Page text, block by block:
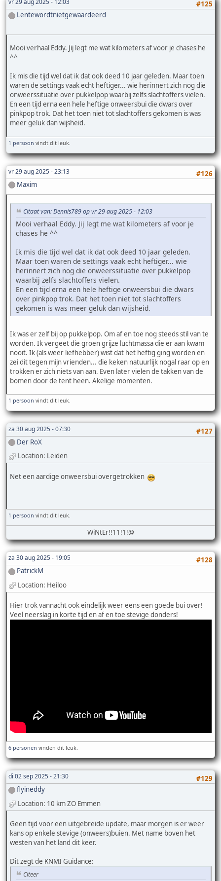
vr 29 aug 2025 - 12:03
#125
Lentewordtnietgewaardeerd
Mooi verhaal Eddy. Jij legt me wat kilometers af voor je chases he
^^
Ik mis die tijd wel dat ik dat ook deed 10 jaar geleden. Maar toen
waren de settings vaak echt heftiger... wie herinnert zich nog die
onweerssituatie over pukkelpop waarbij zelfs slachtoffers vielen.
En een tijd erna een hele heftige onweersbui die dwars over
pinkpop trok. Dat het toen niet tot slachtoffers gekomen is was
meer geluk dan wijsheid.
1 persoon vindt dit leuk.
vr 29 aug 2025 - 23:13
#126
Maxim
Citaat van: Dennis789 op vr 29 aug 2025 - 12:03
Mooi verhaal Eddy. Jij legt me wat kilometers af voor je
chases he ^^
Ik mis die tijd wel dat ik dat ook deed 10 jaar geleden.
Maar toen waren de settings vaak echt heftiger... wie
herinnert zich nog die onweerssituatie over pukkelpop
waarbij zelfs slachtoffers vielen.
En een tijd erna een hele heftige onweersbui die dwars
over pinkpop trok. Dat het toen niet tot slachtoffers
gekomen is was meer geluk dan wijsheid.
Ik was er zelf bij op pukkelpop. Om af en toe nog steeds stil van te
worden. Ik vergeet die groen grijze luchtmassa die er aan kwam
nooit. Ik (als weer liefhebber) wist dat het heftig ging worden en
zei dit tegen mijn vrienden... die keken natuurlijk nogal raar op en
trokken er zich niets van aan. Even later vielen de takken van de
bomen door de tent heen. Akelige momenten.
1 persoon vindt dit leuk.
za 30 aug 2025 - 07:30
#127
Der RoX
Location: Leiden
Net een aardige onweersbui overgetrokken
1 persoon vindt dit leuk.
WiNtEr!!11!1!@
za 30 aug 2025 - 19:05
#128
PatrickM
Location: Heiloo
Hier trok vannacht ook eindelijk weer eens een goede bui over!
Veel neerslag in korte tijd en af en toe stevige donders!
6 personen vinden dit leuk.
di 02 sep 2025 - 21:30
#129
flyineddy
Location: 10 km ZO Emmen
Geen tijd voor een uitgebreide update, maar morgen is er weer
kans op enkele stevige (onweers)buien. Met name boven het
westen van het land dit keer.
Dit zegt de KNMI Guidance:
Citeer